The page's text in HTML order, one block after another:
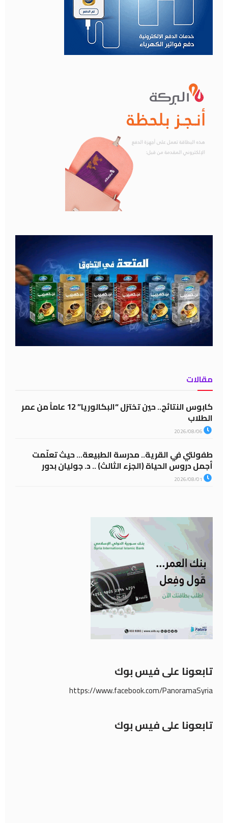
مقالات
كابوس النتائج.. حين تختزل “البكالوريا” 12 عاماً من عمر
الطلاب
طفولتي في القرية.. مدرسة الطبيعة… حيث تعلّمت
أجمل دروس الحياة (الجزء الثالث) .. د. جوليان بدور
تابعونا على فيس بوك
https://www.facebook.com/PanoramaSyria
تابعونا على فيس بوك